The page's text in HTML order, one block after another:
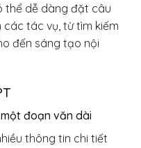
thể dễ dàng đặt câu
các tác vụ, từ tìm kiếm
đến sáng tạo nội
đoạn văn dài
thông tin chi tiết